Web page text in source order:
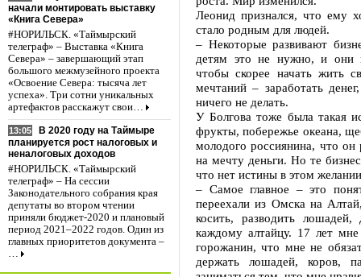
начали монтировать выставку
«Книга Севера»
#НОРИЛЬСК. «Таймырский
телеграф» – Выставка «Книга
Севера» – завершающий этап
большого межмузейного проекта
«Освоение Севера: тысяча лет
успеха». Три сотни уникальных
артефактов расскажут свои…
13:05
В 2020 году на Таймыре
планируется рост налоговых и
неналоговых доходов
#НОРИЛЬСК. «Таймырский
телеграф» – На сессии
Законодательного собрания края
депутаты во втором чтении
приняли бюджет-2020 и плановый
период 2021–2022 годов. Один из
главных приоритетов документа –
…
Леонид признался, что ему
стало родным для людей.
– Некоторые развивают
детям это не нужно, и они
чтобы скорее начать жить
мечтаний – заработать
ничего не делать.
У Болгова тоже была такая
фрукты, побережье океана,
молодого россиянина, что
на мечту деньги. Но те
что нет истины в этом
– Самое главное – это
переехали из Омска на
косить, разводить
каждому алтайцу. 17 лет
горожанин, что мне не
держать лошадей, коров,